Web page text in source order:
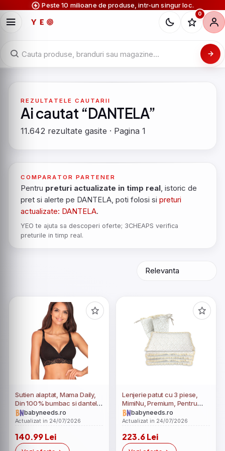
Peste 10 milioane de produse, intr-un singur loc.
0
REZULTATELE CAUTARII
Ai cautat “DANTELA”
11.642 rezultate gasite · Pagina 1
COMPARATOR PARTENER
Pentru preturi actualizate in timp real, istoric de
pret si alerte pe DANTELA, poti folosi si preturi
actualizate: DANTELA.
YEO te ajuta sa descoperi oferte; 3CHEAPS verifica
preturile in timp real.
Sutien alaptat, Mama Daily,
Din 100% bumbac si dantela,
Masura 85C, Black
babyneeds.ro
Actualizat in 24/07/2026
140.99 Lei
Lenjerie patut cu 3 piese,
MimiNu, Premium, Pentru
patut 120x60 cm, Cu
protectie laterala, Din
Standard 100, Cu dantela si
volan, Meadow
babyneeds.ro
Actualizat in 24/07/2026
223.6 Lei